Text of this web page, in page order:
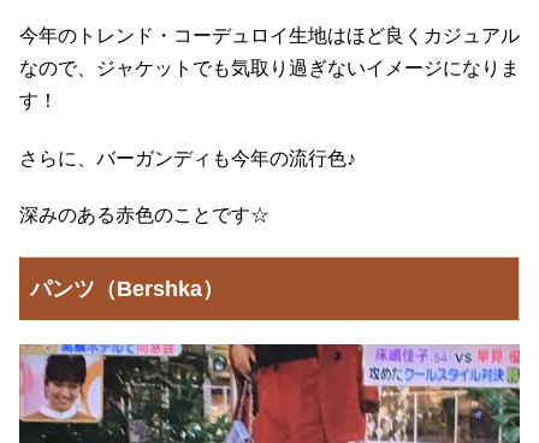
今年のトレンド・コーデュロイ生地はほど良くカジュアル
なので、ジャケットでも気取り過ぎないイメージになりま
す！
さらに、バーガンディも今年の流行色♪
深みのある赤色のことです☆
パンツ（Bershka）